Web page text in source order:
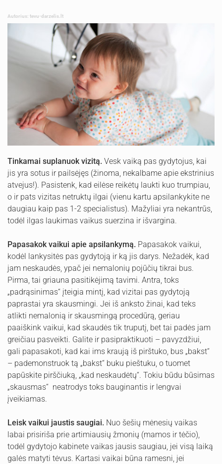
Autorius: tevu-darzelis.lt
Tinkamai suplanuok vizitą. Vesk vaiką pas gydytojus, kai
jis yra sotus ir pailsėjęs (žinoma, nekalbame apie ekstrinius
atvejus!). Pasistenk, kad eilėse reikėtų laukti kuo trumpiau,
o ir pats vizitas netruktų ilgai (vienu kartu apsilankykite ne
daugiau kaip pas 1-2 specialistus). Mažyliai yra nekantrūs,
todėl ilgas laukimas vaikus suerzina ir išvargina.
Papasakok vaikui apie apsilankymą. Papasakok vaikui,
kodėl lankysitės pas gydytoją ir ką jis darys. Nežadėk, kad
jam neskaudės, ypač jei nemalonių pojūčių tikrai bus.
Pirma, tai griauna pasitikėjimą tavimi. Antra, toks
„padrąsinimas“ įteigia mintį, kad vizitai pas gydytoją
paprastai yra skausmingi. Jei iš anksto žinai, kad teks
atlikti nemalonią ir skausmingą procedūrą, geriau
paaiškink vaikui, kad skaudės tik truputį, bet tai padės jam
greičiau pasveikti. Galite ir pasipraktikuoti – pavyzdžiui,
gali papasakoti, kad kai ims kraują iš pirštuko, bus „bakst“
– pademonstruok tą „bakst“ buku pieštuku, o tuomet
papūskite pirščiuką, „kad neskaudėtų“. Tokiu būdu būsimas
„skausmas“ neatrodys toks bauginantis ir lengvai
įveikiamas.
Leisk vaikui jaustis saugiai. Nuo šešių mėnesių vaikas
labai prisiriša prie artimiausių žmonių (mamos ir tėčio),
todėl gydytojo kabinete vaikas jausis saugiau, jei visą laiką
galės matyti tėvus. Kartasi vaikai būna ramesni, jei